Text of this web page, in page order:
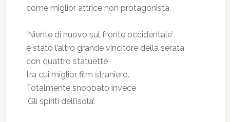
come miglior attrice non protagonista.
‘Niente di nuovo sul fronte occidentale’
è stato l’altro grande vincitore della serata
con quattro statuette
tra cui miglior film straniero.
Totalmente snobbato invece
‘Gli spiriti dell’isola’.